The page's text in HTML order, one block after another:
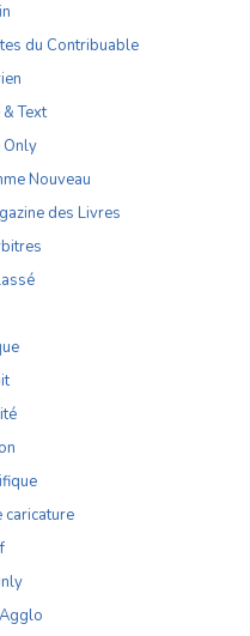
du Contribuable
Text
Only
Nouveau
des Livres
caricature